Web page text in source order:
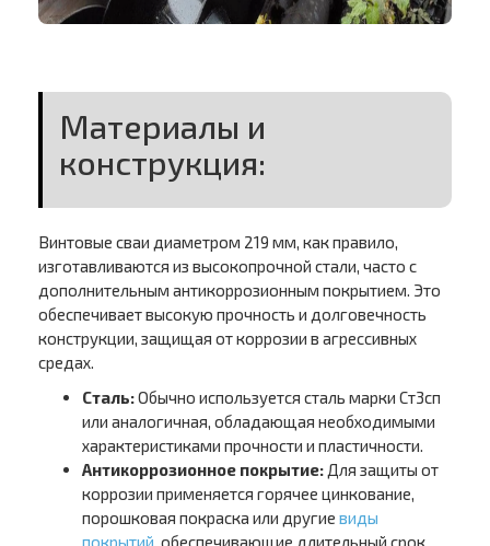
Материалы и
конструкция:
Винтовые сваи диаметром 219 мм, как правило,
изготавливаются из высокопрочной стали, часто с
дополнительным антикоррозионным покрытием. Это
обеспечивает высокую прочность и долговечность
конструкции, защищая от коррозии в агрессивных
средах.
Сталь:Обычно используется сталь марки Ст3сп
или аналогичная, обладающая необходимыми
характеристиками прочности и пластичности.
Антикоррозионное покрытие: Для защиты от
коррозии применяется горячее цинкование,
порошковая покраска или другие виды
покрытий , обеспечивающие длительный срок